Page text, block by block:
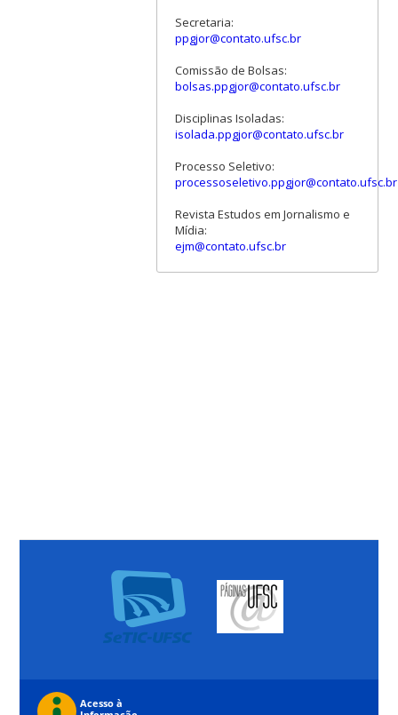
Secretaria:
ppgjor@contato.ufsc.br
Comissão de Bolsas:
bolsas.ppgjor@contato.ufsc.br
Disciplinas Isoladas:
isolada.ppgjor@contato.ufsc.br
Processo Seletivo:
processoseletivo.ppgjor@contato.ufsc.br
Revista Estudos em Jornalismo e
Mídia:
ejm@contato.ufsc.br